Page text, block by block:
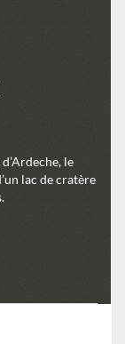
le
lac de cratère